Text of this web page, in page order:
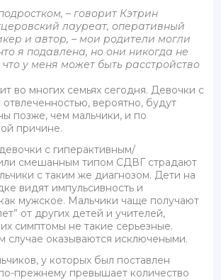
– говорит Кэтрин
лауреат, оперативный
и автор, – мои родители могли
я подавлена, но они никогда не
у меня может быть расстройство
во многих семьях сегодня. Девочки с
вероятно, будут
позже, чем мальчики, и по
причине.
с гиперактивным/
смешанным типом СДВГ страдают
с таким же диагнозом. Дети на
видят импульсивность и
мужское. Мальчики чаще получают
от других детей и учителей,
симптомы не такие серьезные.
случае оказываются исключеными.
у которых был поставлен
прежнему превышает количество